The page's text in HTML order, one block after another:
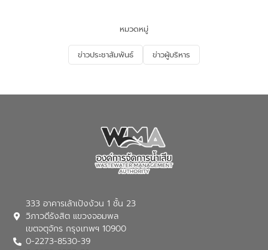
จัดการน้ำเสียและสร้างจิตสำนึกในการ
อนุรักษ์สิ่งแวดล้อม ในหัวข้อ “น้ำเสียชุมชน
และการบำบัดน้ำเสียเบื้องต้น” โดยให้ความรู้
เกี่ยวกับสาเหตุและผลกระทบของน้ำเสีย
ณ เทศบาลตำบลบางเลน จังหวัดนครปฐม
หมวดหมู่
ข่าวประชาสัมพันธ์ ข่าวผู้บริหาร
333 อาคารเล้าเป้งง้วน 1 ชั้น 23
วิภาวดีรังสิต แขวงจอมพล
เขตจตุจักร กรุงเทพฯ 10900
0-2273-8530-39